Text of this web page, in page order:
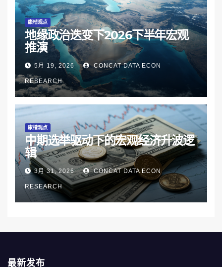
康楷观点
地缘政治迭变下2026下半年宏观
推演
5月 19, 2026 CONCAT DATA ECON
RESEARCH
康楷观点
中期选举驱动下的宏观经济升波逻
辑
3月 31, 2026 CONCAT DATA ECON
RESEARCH
最新发布